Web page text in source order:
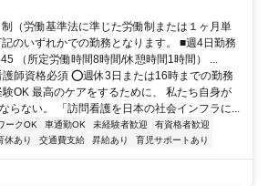
制（労働基準法に準じた労働制または１ヶ月単
のいずれかでの勤務となります。 ■週4日勤務
（所定労働時間8時間/休憩時間1時間） ...
護師資格必須 ⭕週休3日または16時までの勤務
OK 最高のケアをするために、 私たち自身が
らない。 「訪問看護を日本の社会インフラに...
ークOK 車通勤OK 未経験者歓迎
有資格者歓迎
休あり 交通費支給 昇給あり 育児サポートあり